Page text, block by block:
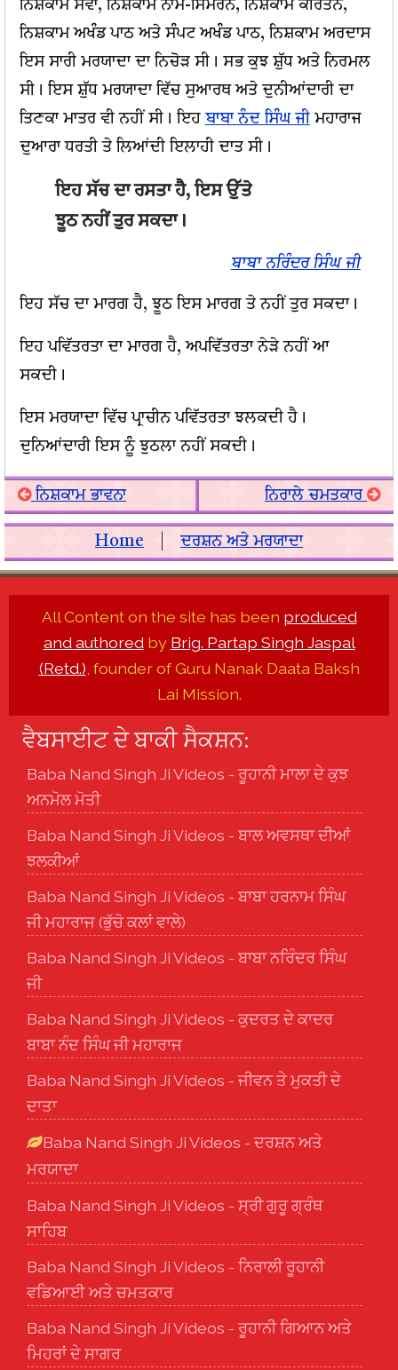
ਨਿਸ਼ਕਾਮ ਸੇਵਾ, ਨਿਸ਼ਕਾਮ ਨਾਮ-ਸਿਮਰਨ, ਨਿਸ਼ਕਾਮ ਕੀਰਤਨ,
ਨਿਸ਼ਕਾਮ ਅਖੰਡ ਪਾਠ ਅਤੇ ਸੰਪਟ ਅਖੰਡ ਪਾਠ, ਨਿਸ਼ਕਾਮ ਅਰਦਾਸ
ਇਸ ਸਾਰੀ ਮਰਯਾਦਾ ਦਾ ਨਿਚੋੜ ਸੀ। ਸਭ ਕੁਝ ਸ਼ੁੱਧ ਅਤੇ ਨਿਰਮਲ
ਸੀ। ਇਸ ਸ਼ੁੱਧ ਮਰਯਾਦਾ ਵਿੱਚ ਸੁਆਰਥ ਅਤੇ ਦੁਨੀਆਂਦਾਰੀ ਦਾ
ਤਿਣਕਾ ਮਾਤਰ ਵੀ ਨਹੀਂ ਸੀ। ਇਹ ਬਾਬਾ ਨੰਦ ਸਿੰਘ ਜੀ ਮਹਾਰਾਜ
ਦੁਆਰਾ ਧਰਤੀ ਤੇ ਲਿਆਂਦੀ ਇਲਾਹੀ ਦਾਤ ਸੀ।
ਇਹ ਸੱਚ ਦਾ ਰਸਤਾ ਹੈ, ਇਸ ਉੱਤੇ
ਝੂਠ ਨਹੀਂ ਤੁਰ ਸਕਦਾ।
ਬਾਬਾ ਨਰਿੰਦਰ ਸਿੰਘ ਜੀ
ਇਹ ਸੱਚ ਦਾ ਮਾਰਗ ਹੈ, ਝੂਠ ਇਸ ਮਾਰਗ ਤੇ ਨਹੀਂ ਤੁਰ ਸਕਦਾ।
ਇਹ ਪਵਿੱਤਰਤਾ ਦਾ ਮਾਰਗ ਹੈ, ਅਪਵਿੱਤਰਤਾ ਨੇੜੇ ਨਹੀਂ ਆ
ਸਕਦੀ।
ਇਸ ਮਰਯਾਦਾ ਵਿੱਚ ਪ੍ਰਾਚੀਨ ਪਵਿੱਤਰਤਾ ਝਲਕਦੀ ਹੈ।
ਦੁਨਿਆਂਦਾਰੀ ਇਸ ਨੂੰ ਝੁਠਲਾ ਨਹੀਂ ਸਕਦੀ।
ਨਿਸ਼ਕਾਮ ਭਾਵਨਾ ਨਿਰਾਲੇ ਚਮਤਕਾਰ
Home ਦਰਸ਼ਨ ਅਤੇ ਮਰਯਾਦਾ
All Content on the site has been produced
and authored by Brig. Partap Singh Jaspal
(Retd.) , founder of Guru Nanak Daata Baksh
Lai Mission.
ਵੈਬਸਾਈਟ ਦੇ ਬਾਕੀ ਸੈਕਸ਼ਨ:
Baba Nand Singh Ji Videos - ਰੂਹਾਨੀ ਮਾਲਾ ਦੇ ਕੁਝ
ਅਨਮੋਲ ਮੋਤੀ
Baba Nand Singh Ji Videos - ਬਾਲ ਅਵਸਥਾ ਦੀਆਂ
ਝਲਕੀਆਂ
Baba Nand Singh Ji Videos - ਬਾਬਾ ਹਰਨਾਮ ਸਿੰਘ
ਜੀ ਮਹਾਰਾਜ (ਭੁੱਚੋ ਕਲਾਂ ਵਾਲੇ)
Baba Nand Singh Ji Videos - ਬਾਬਾ ਨਰਿੰਦਰ ਸਿੰਘ
ਜੀ
Baba Nand Singh Ji Videos - ਕੁਦਰਤ ਦੇ ਕਾਦਰ
ਬਾਬਾ ਨੰਦ ਸਿੰਘ ਜੀ ਮਹਾਰਾਜ
Baba Nand Singh Ji Videos - ਜੀਵਨ ਤੇ ਮੁਕਤੀ ਦੇ
ਦਾਤਾ
Baba Nand Singh Ji Videos - ਦਰਸ਼ਨ ਅਤੇ
ਮਰਯਾਦਾ
Baba Nand Singh Ji Videos - ਸ੍ਰੀ ਗੁਰੂ ਗ੍ਰੰਥ
ਸਾਹਿਬ
Baba Nand Singh Ji Videos - ਨਿਰਾਲੀ ਰੂਹਾਨੀ
ਵਡਿਆਈ ਅਤੇ ਚਮਤਕਾਰ
Baba Nand Singh Ji Videos - ਰੂਹਾਨੀ ਗਿਆਨ ਅਤੇ
ਮਿਹਰਾਂ ਦੇ ਸਾਗਰ